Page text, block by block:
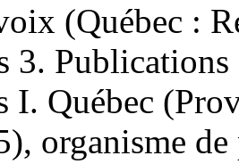
(Québec :
3.
I. Québec
organisme